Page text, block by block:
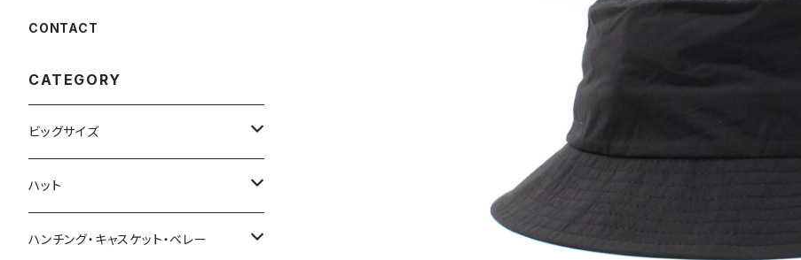
CONTACT
CATEGORY
ビッグサイズ
春夏
秋冬
ハット
春夏
ハンチング・キャスケット・ベレー